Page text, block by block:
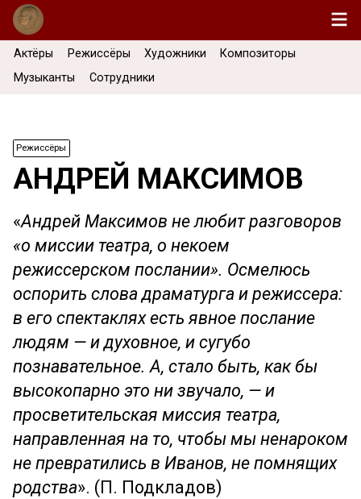
Актёры Режиссёры Художники
Композиторы
Музыканты
Сотрудники
Режиссёры
АНДРЕЙ МАКСИМОВ
«Андрей Максимов не любит разговоров
«о миссии театра, о некоем
режиссерском послании». Осмелюсь
оспорить слова драматурга и режиссера:
в его спектаклях есть явное послание
людям — и духовное, и сугубо
познавательное. А, стало быть, как бы
высокопарно это ни звучало, — и
просветительская миссия театра,
направленная на то, чтобы мы ненароком
не превратились в Иванов, не помнящих
родства». (П. Подкладов)